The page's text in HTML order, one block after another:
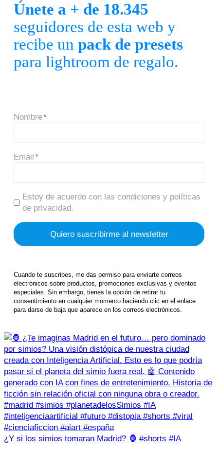
Únete a + de 18.345
seguidores de esta web y
recibe un pack de presets
para lightroom de regalo.
Nombre
Email
Estoy de acuerdo con las condiciones y políticas
de privacidad.
Cuando te suscribes, me das permiso para enviarte correos
electrónicos sobre productos, promociones exclusivas y eventos
especiales. Sin embargo, tienes la opción de retirar tu
consentimiento en cualquier momento haciendo clic en el enlace
para darse de baja que aparece en los correos electrónicos.
¿Y si los simios tomaran Madrid? 🦍 #shorts #IA